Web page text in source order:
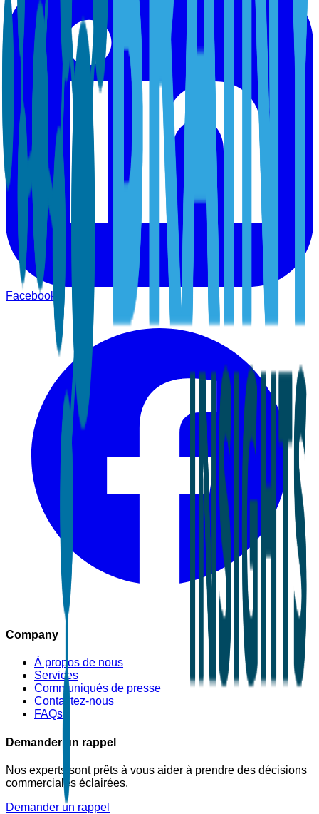
Facebook
Company
À propos de nous
Services
Communiqués de presse
Contactez-nous
FAQs
Demander un rappel
Nos experts sont prêts à vous aider à prendre des décisions
commerciales éclairées.
Demander un rappel